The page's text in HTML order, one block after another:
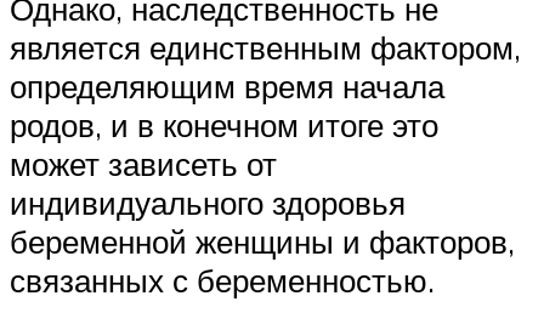
Однако, наследственность не
является единственным фактором,
определяющим время начала
родов, и в конечном итоге это
может зависеть от
индивидуального здоровья
беременной женщины и факторов,
связанных с беременностью.